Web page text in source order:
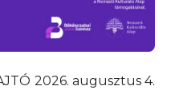
2026. augusztus 4.